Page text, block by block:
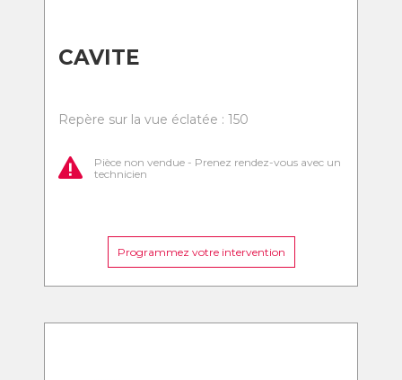
CAVITE
Repère sur la vue éclatée : 150
Pièce non vendue - Prenez rendez-vous avec un
technicien
Programmez votre intervention